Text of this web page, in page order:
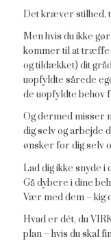
Det kræver stilhed,
Men hvis du ikke
kommer til at træffe
og tildækket) dit
uopfyldte sårede
de uopfyldte behov
Og dermed misser
dig selv og arbejde
ønsker for dig selv
Lad dig ikke snyde i
Gå dybere i dine
Vær med dem – kig
Hvad er dét, du
plan – hvis du skal